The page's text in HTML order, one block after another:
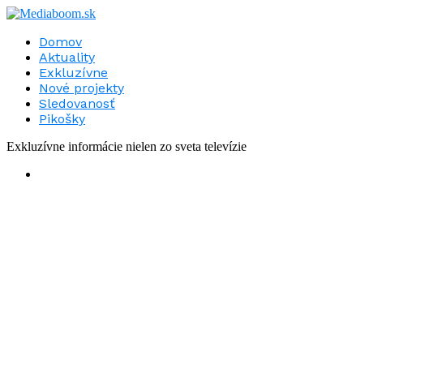
Domov
Aktuality
Exkluzívne
Nové projekty
Sledovanosť
Pikošky
Exkluzívne informácie nielen zo sveta televízie